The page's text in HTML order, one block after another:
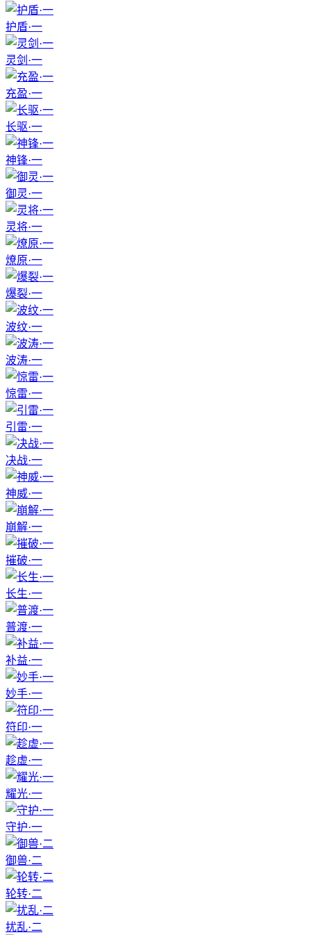
护盾·一
灵剑·一
充盈·一
长驱·一
神锋·一
御灵·一
灵将·一
燎原·一
爆裂·一
波纹·一
波涛·一
惊雷·一
引雷·一
决战·一
神威·一
崩解·一
摧破·一
长生·一
普渡·一
补益·一
妙手·一
符印·一
趁虚·一
耀光·一
守护·一
御兽·二
轮转·二
扰乱·二